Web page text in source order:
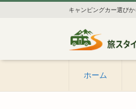
キャンピングカー選びか
ホーム